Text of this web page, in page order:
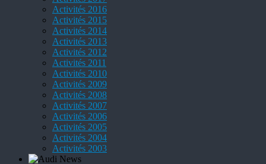
Activités 2016
Activités 2015
Activités 2014
Activités 2013
Activités 2012
Activités 2011
Activités 2010
Activités 2009
Activités 2008
Activités 2007
Activités 2006
Activités 2005
Activités 2004
Activités 2003